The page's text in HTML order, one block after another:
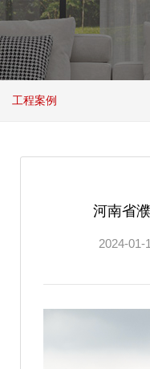
工程案例
河南省
2024-01-